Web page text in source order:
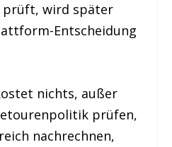
prüft, wird später
Entscheidung
nichts, außer
prüfen,
nachrechnen,